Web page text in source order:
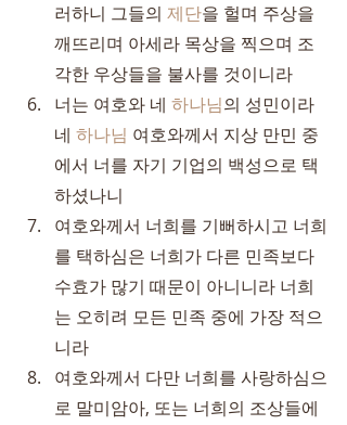
러하니 그들의 제단을 헐며 주상을
깨뜨리며 아세라 목상을 찍으며 조
각한 우상들을 불사를 것이니라
너는 여호와 네 하나님의 성민이라
네 하나님 여호와께서 지상 만민 중
에서 너를 자기 기업의 백성으로 택
하셨나니
여호와께서 너희를 기뻐하시고 너희
를 택하심은 너희가 다른 민족보다
수효가 많기 때문이 아니니라 너희
는 오히려 모든 민족 중에 가장 적으
니라
여호와께서 다만 너희를 사랑하심으
로 말미암아, 또는 너희의 조상들에